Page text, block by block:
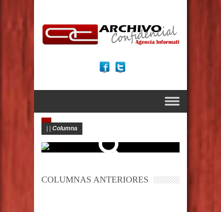
Columna
COLUMNAS ANTERIORES